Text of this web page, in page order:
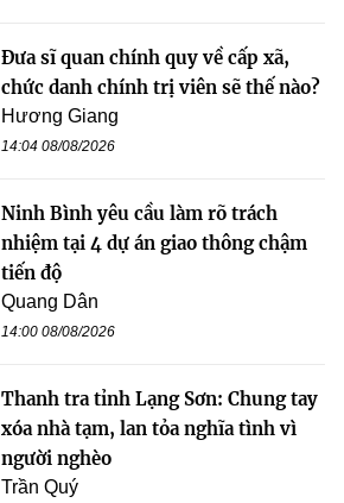
Đưa sĩ quan chính quy về cấp xã,
chức danh chính trị viên sẽ thế nào?
Hương Giang
14:04 08/08/2026
Ninh Bình yêu cầu làm rõ trách
nhiệm tại 4 dự án giao thông chậm
tiến độ
Quang Dân
14:00 08/08/2026
Thanh tra tỉnh Lạng Sơn: Chung tay
xóa nhà tạm, lan tỏa nghĩa tình vì
người nghèo
Trần Quý